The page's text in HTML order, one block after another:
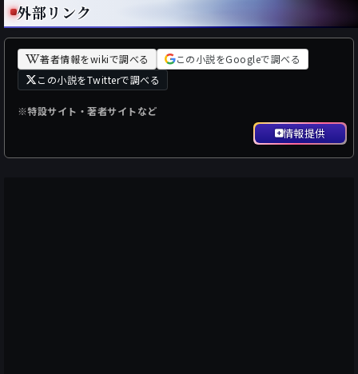
外部リンク
著者情報をwikiで調べる
この小説をGoogleで調べる
この小説をTwitterで調べる
※特設サイト・著者サイトなど
情報提供